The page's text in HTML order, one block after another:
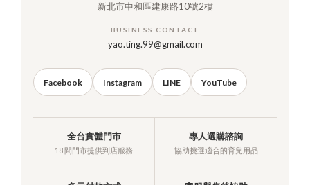
新北市中和區建康路10號2樓
BUSINESS CONTACT
yao.ting.99@gmail.com
Facebook Instagram LINE YouTube
全台實體門市
18 間門市提供到店服務
專人選購諮詢
協助挑選適合的育兒用品